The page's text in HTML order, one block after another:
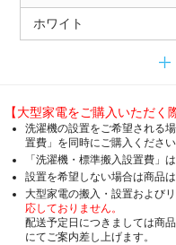
ホワイト
【大型家電をご購入いただく
洗濯機の設置をご希望される
置費」を同時にご購入ください
「洗濯機・標準搬入設置費」
設置を希望しない場合は商品
大型家電の搬入・設置およびリ
応しておりません。
配送予定日につきましては商
にてご案内差し上げます。